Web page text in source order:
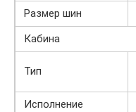
Размер шин
Кабина
Тип
Исполнение